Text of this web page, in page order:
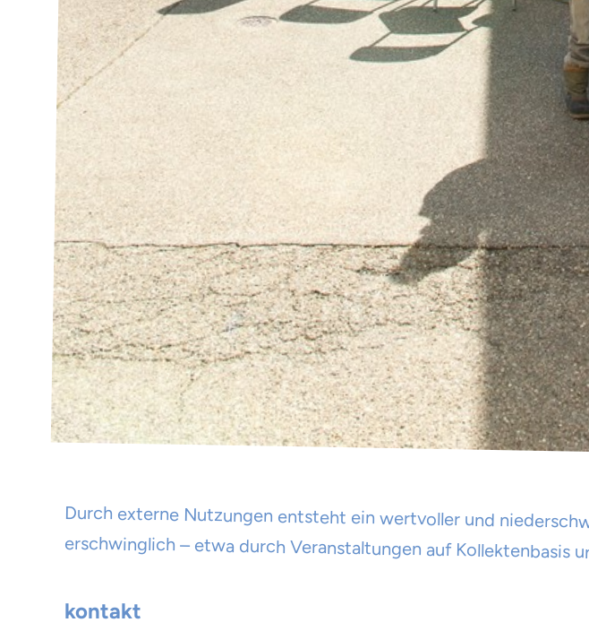
Durch externe Nutzungen entsteht ein wertvoller und
erschwinglich – etwa durch Veranstaltungen auf Kollektenbasis
kontakt